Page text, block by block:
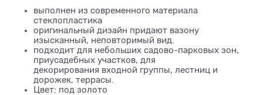
выполнен из современного материала
стеклопластика
оригинальный дизайн придают вазону
изысканный, неповторимый вид.
подходит для небольших садово-парковых зон,
приусадебных участков, для
декорирования входной группы, лестниц и
дорожек, террасы.
Цвет: под золото